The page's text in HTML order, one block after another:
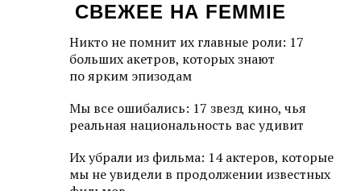
СВЕЖЕЕ НА FEMMIE
Никто не помнит их главные роли: 17
больших акетров, которых знают
по ярким эпизодам
Мы все ошибались: 17 звезд кино, чья
реальная национальность вас удивит
Их убрали из фильма: 14 актеров, которые
мы не увидели в продолжении известных